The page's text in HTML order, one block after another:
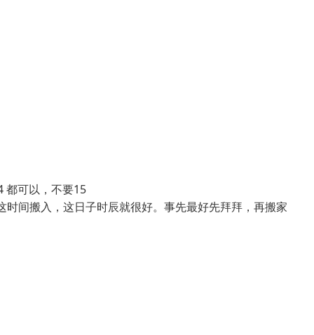
可以，不要15
间搬入，这日子时辰就很好。事先最好先拜拜，再搬家